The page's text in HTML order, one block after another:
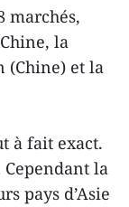
marchés,
la
(Chine) et la
à fait exact.
la
pays d’Asie